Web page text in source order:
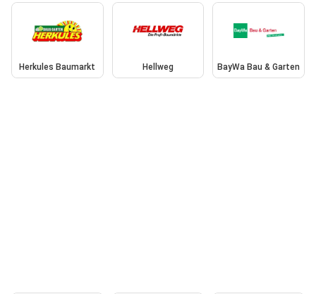
Herkules Baumarkt Hellweg BayWa Bau & Garten